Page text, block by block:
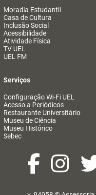
Moradia Estudantil
Casa de Cultura
Inclusão Social
Acessibilidade
Atividade Física
TV UEL
UEL FM
Serviços
Configuração Wi-Fi UEL
Acesso a Periódicos
Restaurante Universitário
Museu de Ciência
Museu Histórico
Sebec